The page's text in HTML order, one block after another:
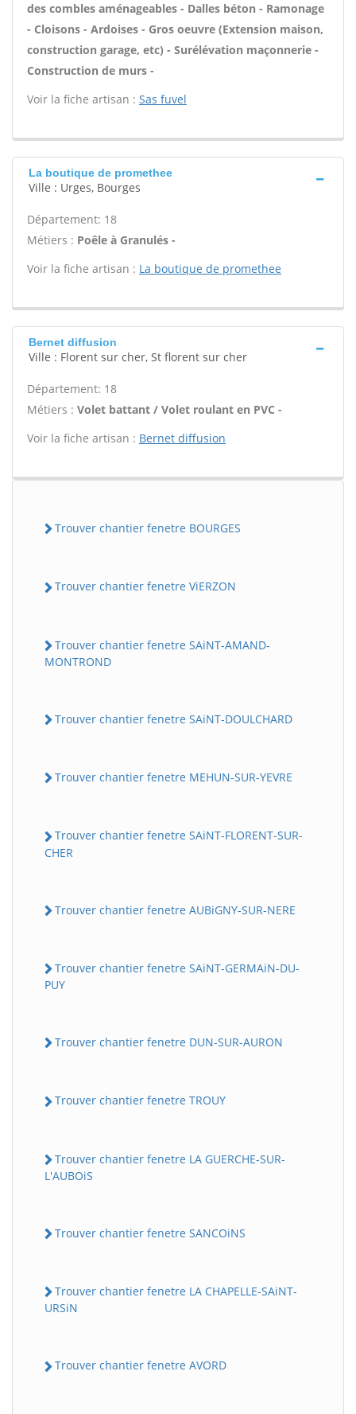
des combles aménageables - Dalles béton - Ramonage
- Cloisons - Ardoises - Gros oeuvre (Extension maison,
construction garage, etc) - Surélévation maçonnerie -
Construction de murs -
Voir la fiche artisan : Sas fuvel
La boutique de promethee
Ville : Urges, Bourges
Département: 18
Métiers : Poêle à Granulés -
Voir la fiche artisan : La boutique de promethee
Bernet diffusion
Ville : Florent sur cher, St florent sur cher
Département: 18
Métiers : Volet battant / Volet roulant en PVC -
Voir la fiche artisan : Bernet diffusion
Trouver chantier fenetre BOURGES
Trouver chantier fenetre ViERZON
Trouver chantier fenetre SAiNT-AMAND-
MONTROND
Trouver chantier fenetre SAiNT-DOULCHARD
Trouver chantier fenetre MEHUN-SUR-YEVRE
Trouver chantier fenetre SAiNT-FLORENT-SUR-
CHER
Trouver chantier fenetre AUBiGNY-SUR-NERE
Trouver chantier fenetre SAiNT-GERMAiN-DU-
PUY
Trouver chantier fenetre DUN-SUR-AURON
Trouver chantier fenetre TROUY
Trouver chantier fenetre LA GUERCHE-SUR-
L'AUBOiS
Trouver chantier fenetre SANCOiNS
Trouver chantier fenetre LA CHAPELLE-SAiNT-
URSiN
Trouver chantier fenetre AVORD